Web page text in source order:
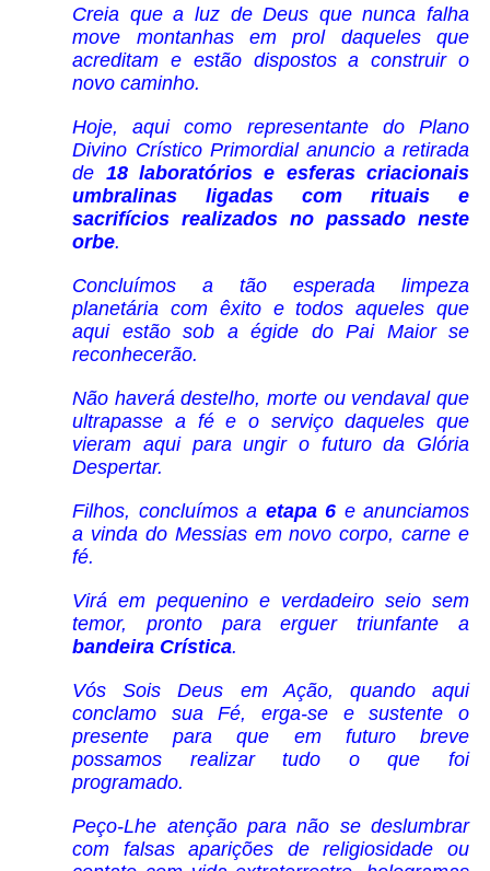
Creia que a luz de Deus que nunca falha
move montanhas em prol daqueles que
acreditam e estão dispostos a construir o
novo caminho.
Hoje, aqui como representante do Plano
Divino Crístico Primordial anuncio a retirada
de 18 laboratórios e esferas criacionais
umbralinas ligadas com rituais e
sacrifícios realizados no passado neste
orbe.
Concluímos a tão esperada limpeza
planetária com êxito e todos aqueles que
aqui estão sob a égide do Pai Maior se
reconhecerão.
Não haverá destelho, morte ou vendaval que
ultrapasse a fé e o serviço daqueles que
vieram aqui para ungir o futuro da Glória
Despertar.
Filhos, concluímos a etapa 6 e anunciamos
a vinda do Messias em novo corpo, carne e
fé.
Virá em pequenino e verdadeiro seio sem
temor, pronto para erguer triunfante a
bandeira Crística.
Vós Sois Deus em Ação, quando aqui
conclamo sua Fé, erga-se e sustente o
presente para que em futuro breve
possamos realizar tudo o que foi
programado.
Peço-Lhe atenção para não se deslumbrar
com falsas aparições de religiosidade ou